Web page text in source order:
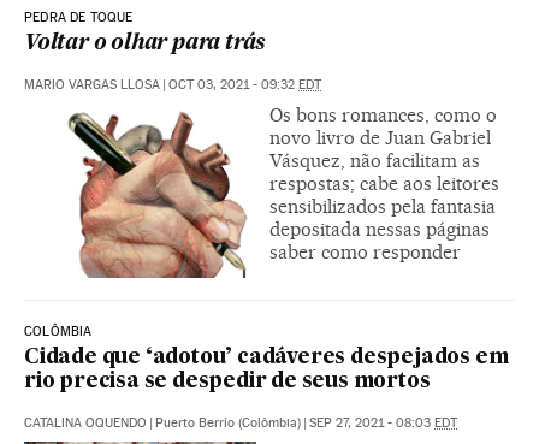
PEDRA DE TOQUE
Voltar o olhar para trás
MARIO VARGAS LLOSA OCT 03, 2021 - 09:32 EDT
Os bons romances, como o
novo livro de Juan Gabriel
Vásquez, não facilitam as
respostas; cabe aos leitores
sensibilizados pela fantasia
depositada nessas páginas
saber como responder
COLÔMBIA
Cidade que ‘adotou’ cadáveres despejados em
rio precisa se despedir de seus mortos
CATALINA OQUENDO Puerto Berrío (Colômbia) SEP 27, 2021 - 08:03 EDT